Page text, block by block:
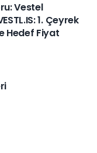
Vestel
1. Çeyrek
Hedef Fiyat